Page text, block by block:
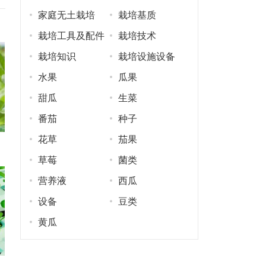
家庭无土栽培 栽培基质
栽培工具及配件 栽培技术
栽培知识 栽培设施设备
水果 瓜果
甜瓜 生菜
番茄 种子
花草 茄果
草莓 菌类
营养液 西瓜
设备 豆类
黄瓜